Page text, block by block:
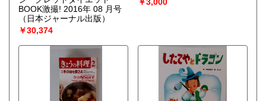
BOOK激撮! 2016年 08 月号
（日本ジャーナル出版）
￥30,374
￥3,000